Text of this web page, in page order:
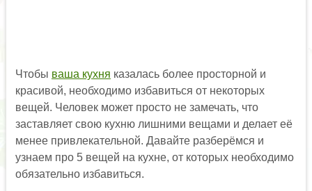
Чтобы ваша кухня казалась более просторной и
красивой, необходимо избавиться от некоторых
вещей. Человек может просто не замечать, что
заставляет свою кухню лишними вещами и делает её
менее привлекательной. Давайте разберёмся и
узнаем про 5 вещей на кухне, от которых необходимо
обязательно избавиться.